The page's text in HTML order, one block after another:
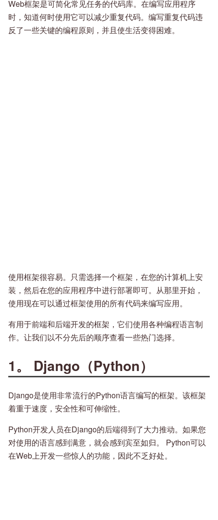
Web框架是可简化常见任务的代码库。在编写应用程序
时，知道何时使用它可以减少重复代码。编写重复代码违
反了一些关键的编程原则，并且使生活变得困难。
使用框架很容易。只需选择一个框架，在您的计算机上安
装，然后在您的应用程序中进行部署即可。从那里开始，
使用现在可以通过框架使用的所有代码来编写应用。
有用于前端和后端开发的框架，它们使用各种编程语言制
作。让我们以不分先后的顺序查看一些热门选择。
1。 Django（Python）
Django是使用非常流行的Python语言编写的框架。该框架
着重于速度，安全性和可伸缩性。
Python开发人员在Django的后端得到了大力推动。如果您
对使用的语言感到满意，就会感到宾至如归。 Python可以
在Web上开发一些惊人的功能，因此不乏好处。